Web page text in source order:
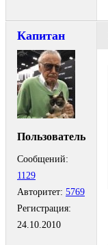
Капитан
Пользователь
Сообщений:
1129
Авторитет: 5769
Регистрация:
24.10.2010